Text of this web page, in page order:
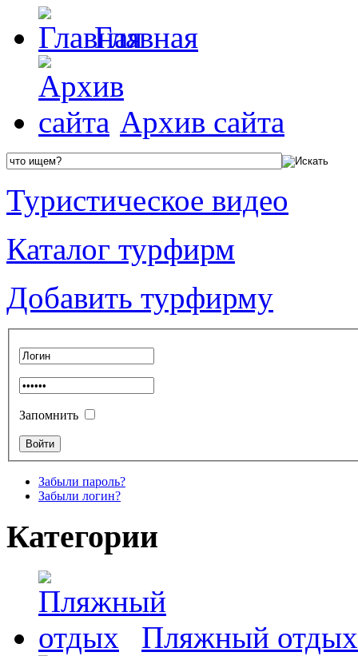
Главная
Архив сайта
Туристическое видео
Каталог турфирм
Добавить турфирму
Запомнить
Забыли пароль?
Забыли логин?
Категории
Пляжный отдых